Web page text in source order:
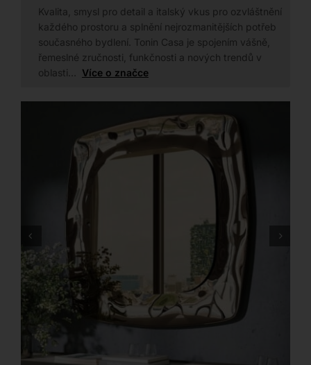
Kvalita, smysl pro detail a italský vkus pro ozvláštnění
každého prostoru a splnění nejrozmanitějších potřeb
současného bydlení. Tonin Casa je spojením vášně,
řemeslné zručnosti, funkčnosti a nových trendů v
oblasti… Více o značce